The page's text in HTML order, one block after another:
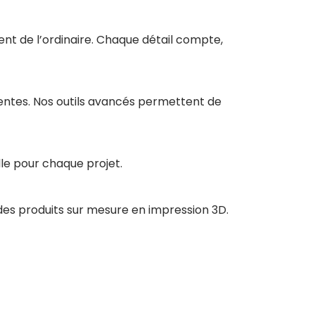
de l’ordinaire. Chaque détail compte,
Nos outils avancés permettent de
pour chaque projet.
produits sur mesure en impression 3D.